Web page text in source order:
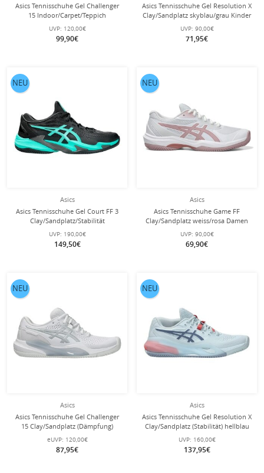
Asics Tennisschuhe Gel Challenger
15 Indoor/Carpet/Teppich
UVP: 120,00€
99,90€
Asics Tennisschuhe Gel Resolution X
Clay/Sandplatz skyblau/grau Kinder
UVP: 90,00€
71,95€
Asics
Asics Tennisschuhe Gel Court FF 3
Clay/Sandplatz/Stabilität
UVP: 190,00€
149,50€
NEU
Asics
Asics Tennisschuhe Game FF
Clay/Sandplatz weiss/rosa Damen
UVP: 90,00€
69,90€
NEU
Asics
Asics Tennisschuhe Gel Challenger
15 Clay/Sandplatz (Dämpfung)
eUVP: 120,00€
87,95€
NEU
Asics
Asics Tennisschuhe Gel Resolution X
Clay/Sandplatz (Stabilität) hellblau
UVP: 160,00€
137,95€
NEU